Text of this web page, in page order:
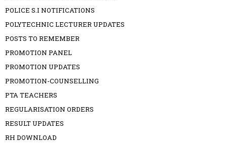
POLICE S.I NOTIFICATIONS
POLYTECHNIC LECTURER UPDATES
POSTS TO REMEMBER
PROMOTION PANEL
PROMOTION UPDATES
PROMOTION-COUNSELLING
PTA TEACHERS
REGULARISATION ORDERS
RESULT UPDATES
RH DOWNLOAD